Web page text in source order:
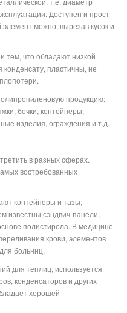
Доступен и прост
можно, вырезав кусок и
тем, что обладают низкой
пластичны, не
продукцию:
бочки, контейнеры,
изделия, ограждения и т.д.
в разных сферах.
востребованных
контейнеры и тазы,
известны сэндвич-панели,
полистирола. В медицине
крови, элементов
больниц.
для теплиц, используется
конденсаторов и других
хорошей